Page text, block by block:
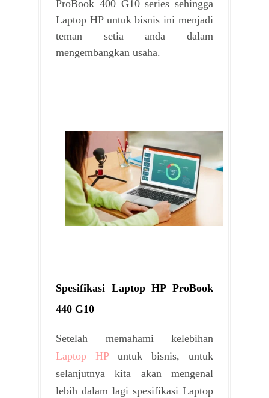
ProBook 400 G10 series sehingga
Laptop HP untuk bisnis ini menjadi
teman setia anda dalam
mengembangkan usaha.
Spesifikasi Laptop HP ProBook
440 G10
Setelah memahami kelebihan
Laptop HPuntuk bisnis, untuk
selanjutnya kita akan mengenal
lebih dalam lagi spesifikasi Laptop